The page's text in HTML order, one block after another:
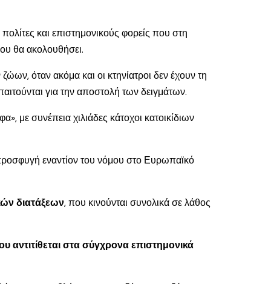
και επιστημονικούς φορείς που στη
θα ακολουθήσει.
όταν ακόμα και οι κτηνίατροι δεν έχουν τη
για την αποστολή των δειγμάτων.
με συνέπεια χιλιάδες κάτοχοι κατοικίδιων
εναντίον του νόμου στο Ευρωπαϊκό
διατάξεων, που κινούνται συνολικά σε λάθος
στα σύγχρονα επιστημονικά